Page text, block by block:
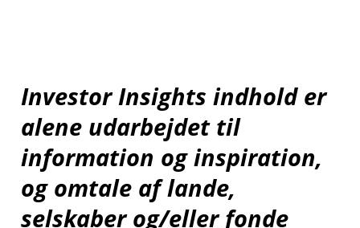
Investor Insights indhold er
alene udarbejdet til
information og inspiration,
og omtale af lande,
selskaber og/eller fonde